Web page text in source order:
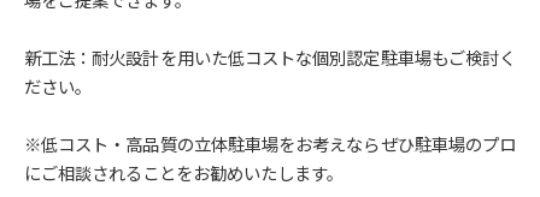
新工法：耐火設計を用いた低コストな個別認定駐車場もご検討く
ださい。
※低コスト・高品質の立体駐車場をお考えならぜひ駐車場のプロ
にご相談されることをお勧めいたします。